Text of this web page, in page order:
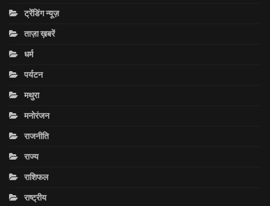
ट्रेंडिंग न्यूज़
ताज़ा ख़बरें
धर्म
पर्यटन
मथुरा
मनोरंजन
राजनीति
राज्य
राशिफल
राष्ट्रीय